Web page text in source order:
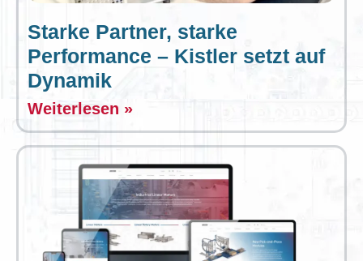
Starke Partner, starke
Performance – Kistler setzt auf
Dynamik
Weiterlesen »